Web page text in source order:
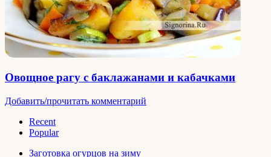
Овощное рагу с баклажанами и кабачками
Добавить/прочитать комментарий
Recent
Popular
Заготовка огурцов на зиму